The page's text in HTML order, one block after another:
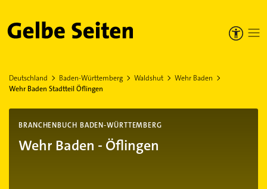
Gelbe Seiten
Deutschland Baden-Württemberg Waldshut
Wehr Baden
Wehr Baden Stadtteil Öflingen
BRANCHENBUCH BADEN-WÜRTTEMBERG
Wehr Baden - Öflingen